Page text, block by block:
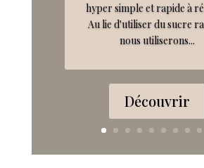
hyper simple et rapide à
Au lie d'utiliser du sucre
nous utiliserons...
Découvrir